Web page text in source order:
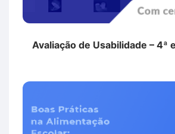
Avaliação de Usabilidade – 4ª